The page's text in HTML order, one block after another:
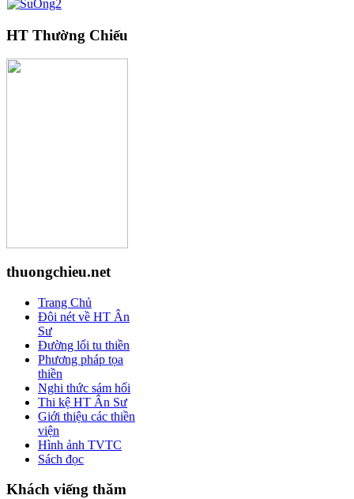
HT Thường Chiếu
thuongchieu.net
Trang Chủ
Đôi nét về HT Ân
Sư
Đường lối tu thiền
Phương pháp tọa
thiền
Nghi thức sám hối
Thi kệ HT Ân Sư
Giới thiệu các thiền
viện
Hình ảnh TVTC
Sách đọc
Khách viếng thăm